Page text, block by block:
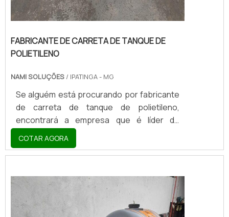
FABRICANTE DE CARRETA DE TANQUE DE
POLIETILENO
NAMI SOLUÇÕES / IPATINGA - MG
Se alguém está procurando por fabricante
de carreta de tanque de polietileno,
encontrará a empresa que é líder do
mercado. Comparando na maior plataforma
B2B e descobrindo a maior referência no
mercado em seu proprio segmento.MAIS
FABRICANTE DE CARRETA DE TANQUE DE
POLIETILENOQuem está a procura de
fabricante de carreta de tanque de
COTAR AGORA